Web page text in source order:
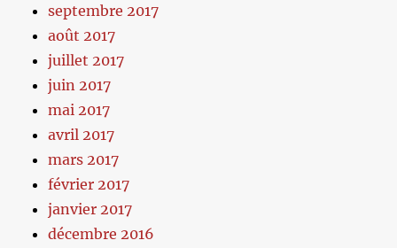
septembre 2017
août 2017
juillet 2017
juin 2017
mai 2017
avril 2017
mars 2017
février 2017
janvier 2017
décembre 2016